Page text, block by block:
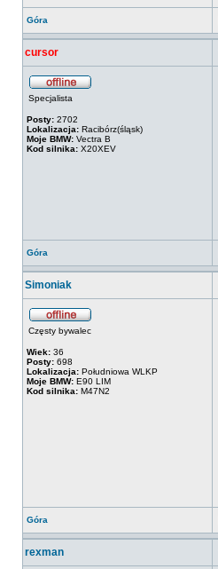
Góra
cursor
Specjalista
Posty: 2702
Lokalizacja: Racibórz(śląsk)
Moje BMW: Vectra B
Kod silnika: X20XEV
Góra
Simoniak
Częsty bywalec
Wiek: 36
Posty: 698
Lokalizacja: Południowa WLKP
Moje BMW: E90 LIM
Kod silnika: M47N2
Góra
rexman